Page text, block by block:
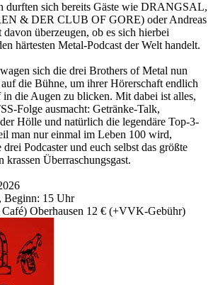
durften sich bereits Gäste wie DRANGSAL,
& DER CLUB OF GORE) oder Andreas
davon überzeugen, ob es sich hierbei
härtesten Metal-Podcast der Welt handelt.
sich die drei Brothers of Metal nun
die Bühne, um ihrer Hörerschaft endlich
in die Augen zu blicken. Mit dabei ist alles,
Folge ausmacht: Getränke-Talk,
Hölle und natürlich die legendäre Top-3-
man nur einmal im Leben 100 wird,
drei Podcaster und euch selbst das größte
krassen Überraschungsgast.
Beginn: 15 Uhr
Oberhausen 12 € (+VVK-Gebühr)